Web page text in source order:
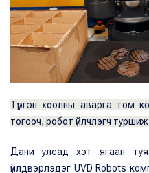
Түргэн хоолны аварга том
тогооч, робот үйлчлэгч
Дани улсад хэт ягаан
үйлдвэрлэдэг UVD Robots